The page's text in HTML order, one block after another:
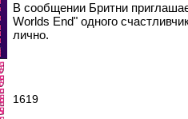
В сообщении Бритни
Worlds End" одного
лично.
1619